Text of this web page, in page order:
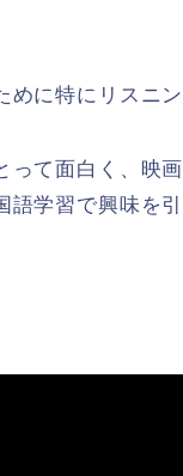
に特にリスニ
って面白く、映
学習で興味を